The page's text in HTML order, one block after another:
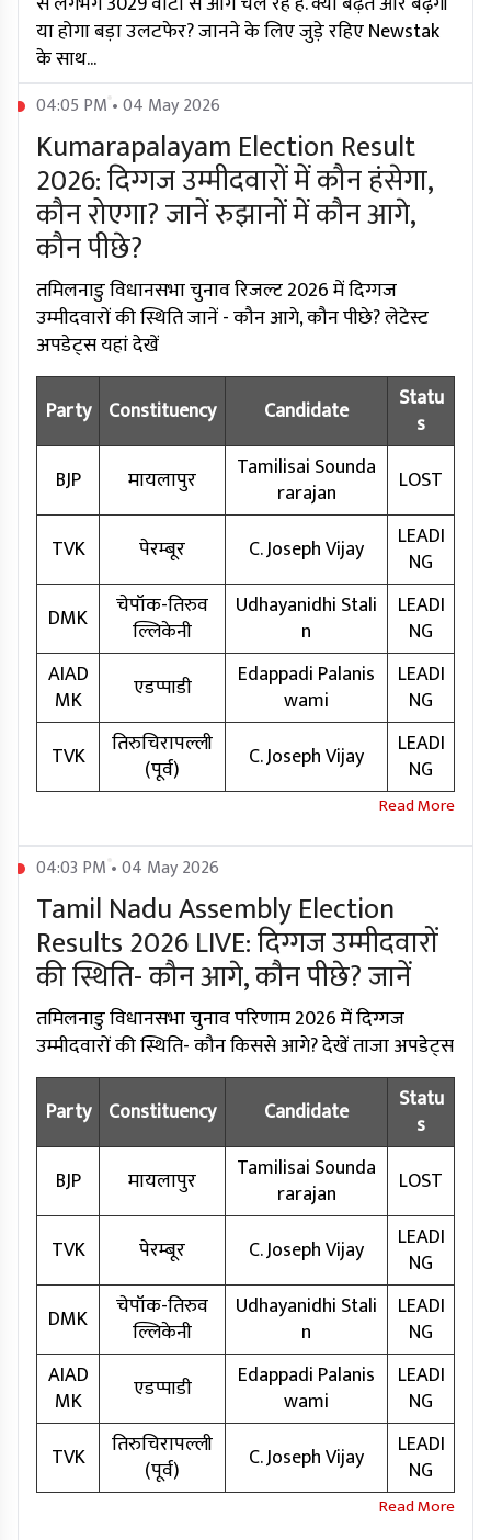
या होगा बड़ा उलटफेर? जानने के लिए जुड़े रहिए Newstak
के साथ...
04:05 PM • 04 May 2026
Kumarapalayam Election Result
2026: दिग्गज उम्मीदवारों में कौन हंसेगा,
कौन रोएगा? जानें रुझानों में कौन आगे,
कौन पीछे?
तमिलनाडु विधानसभा चुनाव रिजल्ट 2026 में दिग्गज
उम्मीदवारों की स्थिति जानें - कौन आगे, कौन पीछे? लेटेस्ट
अपडेट्स यहां देखें
Party Constituency Candidate
Statu
s
BJP
मायलापुर
Tamilisai Sounda
rarajan
LOST
TVK पेरम्बूर C. Joseph Vijay
LEADI
NG
DMK
चेपॉक-तिरुव
ल्लिकेनी
Udhayanidhi Stali
n
LEADI
NG
AIAD
MK
एडप्पाडी
Edappadi Palanis
wami
LEADI
NG
TVK
तिरुचिरापल्ली
(पूर्व)
C. Joseph Vijay
LEADI
NG
04:03 PM • 04 May 2026
Tamil Nadu Assembly Election
Results 2026 LIVE: दिग्गज उम्मीदवारों
की स्थिति- कौन आगे, कौन पीछे? जानें
तमिलनाडु विधानसभा चुनाव परिणाम 2026 में दिग्गज
उम्मीदवारों की स्थिति- कौन किससे आगे? देखें ताजा अपडेट्स
Party Constituency Candidate
Statu
s
BJP
मायलापुर
Tamilisai Sounda
rarajan
LOST
TVK पेरम्बूर C. Joseph Vijay
LEADI
NG
DMK
चेपॉक-तिरुव
ल्लिकेनी
Udhayanidhi Stali
n
LEADI
NG
AIAD
MK
एडप्पाडी
Edappadi Palanis
wami
LEADI
NG
TVK
तिरुचिरापल्ली
(पूर्व)
C. Joseph Vijay
LEADI
NG